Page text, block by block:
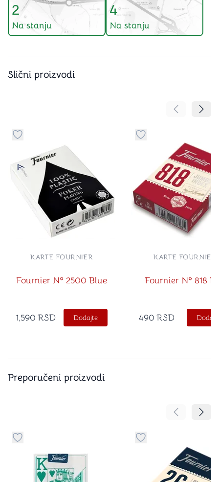
2
Na stanju
4
Na stanju
Slični proizvodi
Pomeranje
Dugme za dodavanje stvari u kategoriju omiljeno
Fournier Nº 2500 Blue
KARTE FOURNIER
1,590 RSD Dodajte
Dugme za dodavanje
Fournier Nº 818
KARTE FOURNIER
490 RSD
Preporučeni proizvodi
Pomeranje
Dugme za dodavanje stvari u kategoriju omiljeno
Dugme za dodavanje